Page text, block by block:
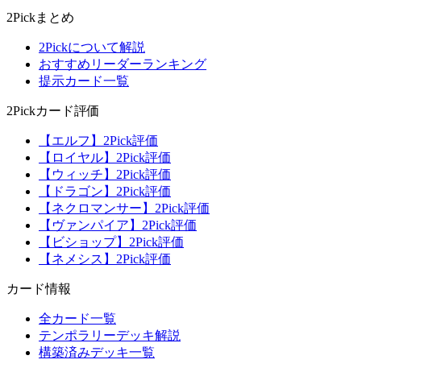
2Pickまとめ
2Pickについて解説
おすすめリーダーランキング
提示カード一覧
2Pickカード評価
【エルフ】2Pick評価
【ロイヤル】2Pick評価
【ウィッチ】2Pick評価
【ドラゴン】2Pick評価
【ネクロマンサー】2Pick評価
【ヴァンパイア】2Pick評価
【ビショップ】2Pick評価
【ネメシス】2Pick評価
カード情報
全カード一覧
テンポラリーデッキ解説
構築済みデッキ一覧